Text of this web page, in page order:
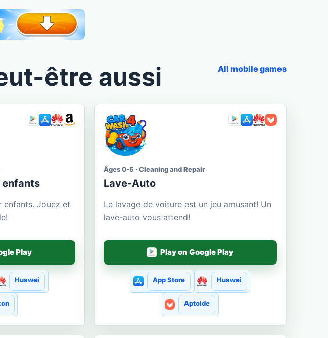
être aussi All mobile games
enfants. Jouez et
Play
Huawei
Âges 0-5 · Cleaning and Repair
Lave-Auto
Le lavage de voiture est un jeu amusant! Un
lave-auto vous attend!
Play on Google Play
App Store Huawei
Aptoide